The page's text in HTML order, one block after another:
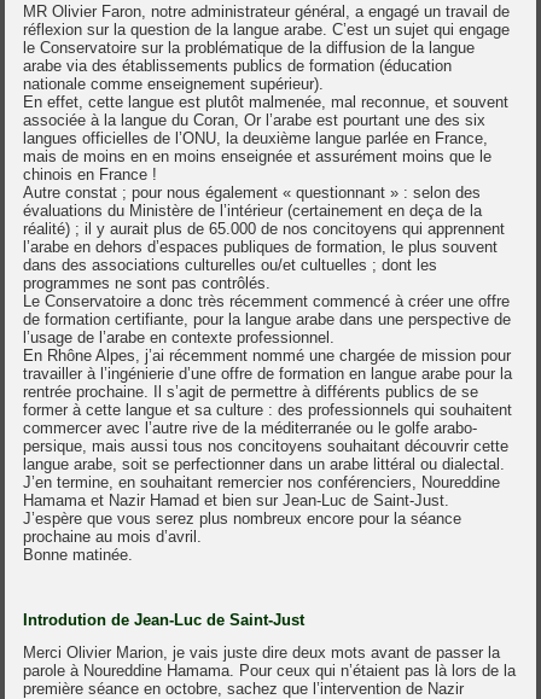
MR Olivier Faron, notre administrateur général, a engagé un travail de
réflexion sur la question de la langue arabe. C’est un sujet qui engage
le Conservatoire sur la problématique de la diffusion de la langue
arabe via des établissements publics de formation (éducation
nationale comme enseignement supérieur).
En effet, cette langue est plutôt malmenée, mal reconnue, et souvent
associée à la langue du Coran, Or l’arabe est pourtant une des six
langues officielles de l’ONU, la deuxième langue parlée en France,
mais de moins en en moins enseignée et assurément moins que le
chinois en France !
Autre constat ; pour nous également « questionnant » : selon des
évaluations du Ministère de l’intérieur (certainement en deça de la
réalité) ; il y aurait plus de 65.000 de nos concitoyens qui apprennent
l’arabe en dehors d’espaces publiques de formation, le plus souvent
dans des associations culturelles ou/et cultuelles ; dont les
programmes ne sont pas contrôlés.
Le Conservatoire a donc très récemment commencé à créer une offre
de formation certifiante, pour la langue arabe dans une perspective de
l’usage de l’arabe en contexte professionnel.
En Rhône Alpes, j’ai récemment nommé une chargée de mission pour
travailler à l’ingénierie d’une offre de formation en langue arabe pour la
rentrée prochaine. Il s’agit de permettre à différents publics de se
former à cette langue et sa culture : des professionnels qui souhaitent
commercer avec l’autre rive de la méditerranée ou le golfe arabo-
persique, mais aussi tous nos concitoyens souhaitant découvrir cette
langue arabe, soit se perfectionner dans un arabe littéral ou dialectal.
J’en termine, en souhaitant remercier nos conférenciers, Noureddine
Hamama et Nazir Hamad et bien sur Jean-Luc de Saint-Just.
J’espère que vous serez plus nombreux encore pour la séance
prochaine au mois d’avril.
Bonne matinée.
Introdution de Jean-Luc de Saint-Just
Merci Olivier Marion, je vais juste dire deux mots avant de passer la
parole à Noureddine Hamama. Pour ceux qui n’étaient pas là lors de la
première séance en octobre, sachez que l’intervention de Nazir